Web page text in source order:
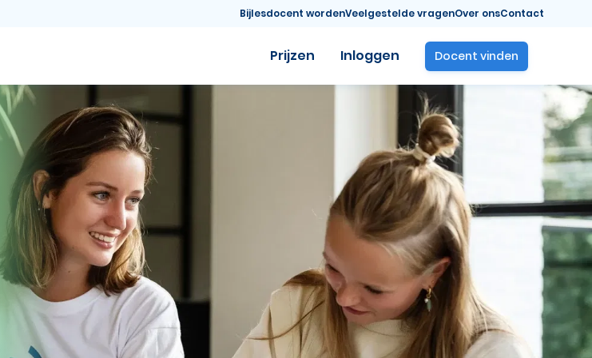
Bijlesdocent wordenVeelgestelde vragenOver onsContact
Prijzen Inloggen Docent vinden